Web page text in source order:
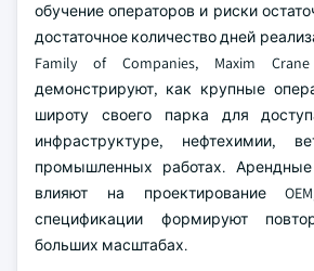
обучение операторов и риски
достаточное количество дней
Family of Companies, Maxim
демонстрируют, как крупные
широту своего парка для
инфраструктуре, нефтехимии,
промышленных работах.
влияют на проектирование
спецификации формируют
больших масштабах.